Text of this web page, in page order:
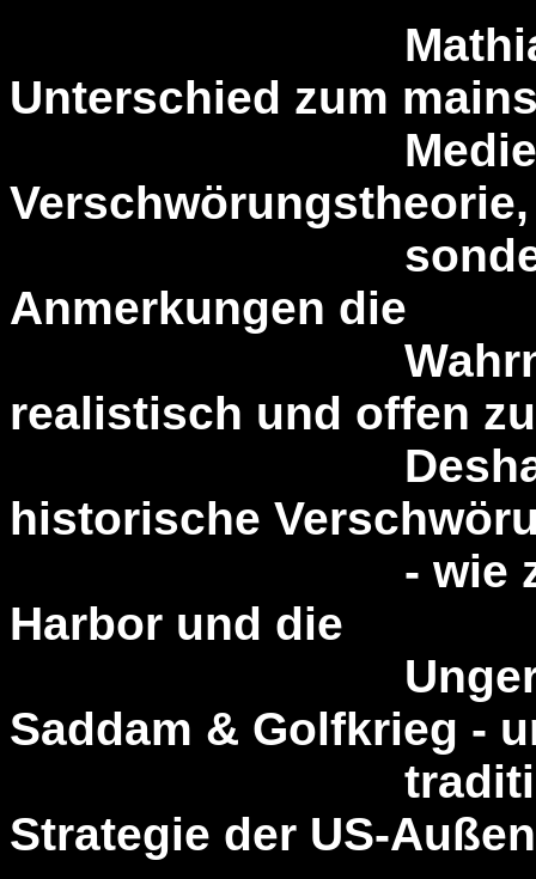
Mathias
Unterschied zum
Medien habe
Verschwörungstheorie,
sondern
Anmerkungen die
realistisch und offen
Deshalb die
historische
- wie z.B.
Harbor und die
Saddam & Golfkrieg -
traditionelle
Strategie der US-